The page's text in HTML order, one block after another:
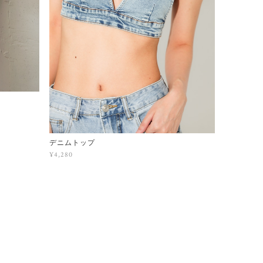
デニムトップ
¥4,280